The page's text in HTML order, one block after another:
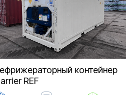
контейнер
REF